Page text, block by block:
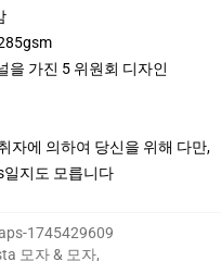
을 가진 5 위원회 디자인
자에 의하여 당신을 위해 다만,
지도 모릅니다
1745429609
모자 & 모자,